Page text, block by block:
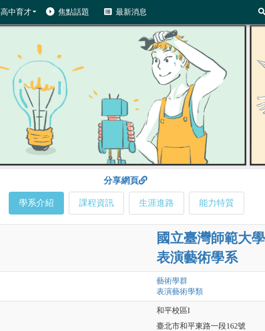
高中育才 焦點話題 最新消息
分享網頁
學系介紹 課程資訊 生涯進路 能力特質
國立臺灣師範大學
表演藝術學系
藝術學群
表演藝術學類
和平校區I
臺北市和平東路一段162號